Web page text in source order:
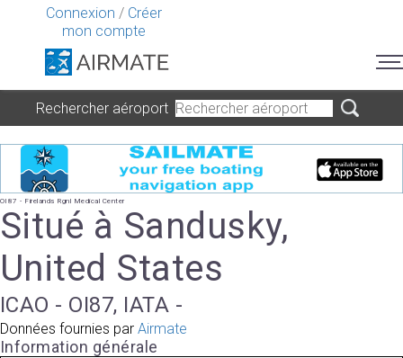
Connexion / Créer
mon compte
Rechercher aéroport
OI87 - Firelands Rgnl Medical Center
Situé à Sandusky,
United States
ICAO - OI87, IATA -
Données fournies par Airmate
Information générale